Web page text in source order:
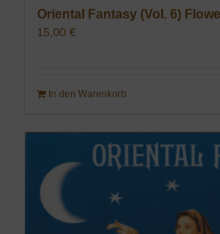
Oriental Fantasy (Vol. 6)
15,00 €
In den Warenkorb